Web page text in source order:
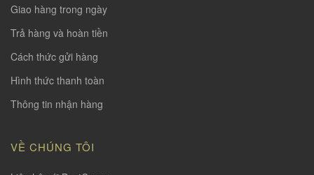
Giao hàng trong ngày
Trả hàng và hoàn tiền
Cách thức gửi hàng
Hình thức thanh toàn
Thông tin nhận hàng
VỀ CHÚNG TÔI